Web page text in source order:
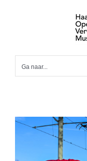
Ga naar...